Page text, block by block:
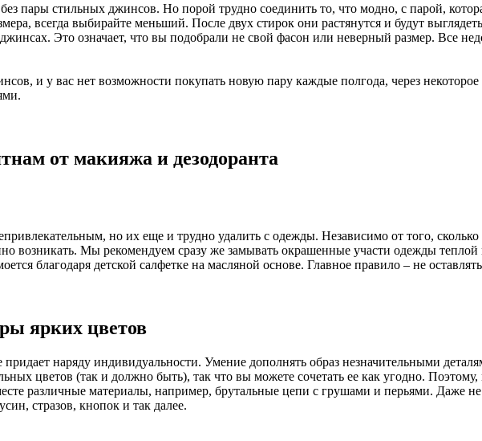
пары стильных джинсов. Но порой трудно соединить то, что модно, с парой,
всегда выбирайте меньший. После двух стирок они растянутся и будут
Это означает, что вы подобрали не свой фасон или неверный размер. Все
и у вас нет возможности покупать новую пару каждые полгода, через
от макияжа и дезодоранта
но их еще и трудно удалить с одежды. Независимо от того,
возникать. Мы рекомендуем сразу же замывать окрашенные участи одежды
благодаря детской салфетке на масляной основе. Главное правило – не
ярких цветов
придает наряду индивидуальности. Умение дополнять образ незначительными
цветов (так и должно быть), так что вы можете сочетать ее как угодно.
различные материалы, например, брутальные цепи с грушами и перьями. Даже
стразов, кнопок и так далее.